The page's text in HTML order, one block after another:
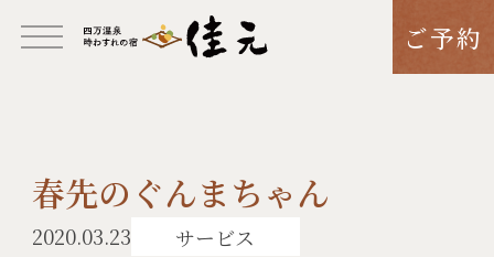
ご予約
春先のぐんまちゃん
2020.03.23 サービス